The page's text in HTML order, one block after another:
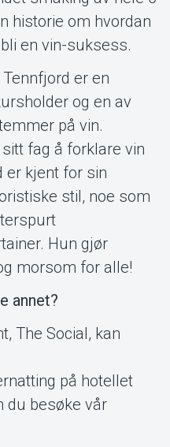
historie om hvordan
en vin-suksess.
er en
og en av
på vin.
fag å forklare vin
er kjent for sin
stil, noe som
Hun gjør
morsom for alle!
annet?
The Social, kan
på hotellet
du besøke vår